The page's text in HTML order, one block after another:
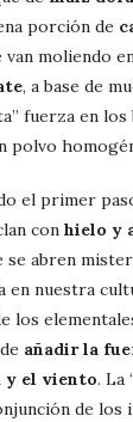
porción de
moliendo
, a base de
fuerza en los
polvo
el primer
con hielo y
se abren
en nuestra
los
añadir la
y el viento. La
de los